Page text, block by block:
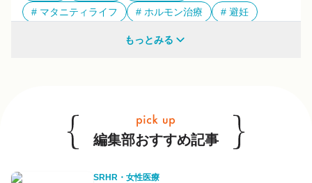
マタニティライフ
ホルモン治療
避妊
もっとみる
編集部おすすめ記事
SRHR・女性医療